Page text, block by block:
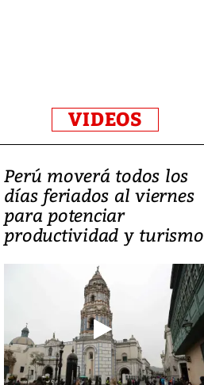
VIDEOS
Perú moverá todos los
días feriados al viernes
para potenciar
productividad y turismo